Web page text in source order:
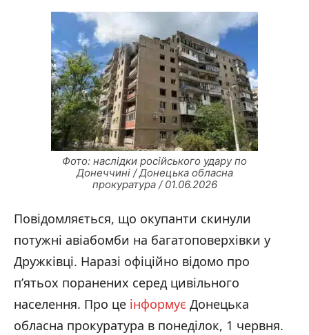
Фото: наслідки російського удару по
Донеччині / Донецька обласна
прокуратура / 01.06.2026
Повідомляється, що окупанти скинули
потужні авіабомби на багатоповерхівки у
Дружківці. Наразі офіційно відомо про
п’ятьох поранених серед цивільного
населення. Про це інформує Донецька
обласна прокуратура в понеділок, 1 червня.